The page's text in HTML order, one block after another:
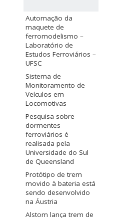
Automação da
maquete de
ferromodelismo –
Laboratório de
Estudos Ferroviários –
UFSC
Sistema de
Monitoramento de
Veículos em
Locomotivas
Pesquisa sobre
dormentes
ferroviários é
realisada pela
Universidade do Sul
de Queensland
Protótipo de trem
movido à bateria está
sendo desenvolvido
na Áustria
Alstom lança trem de